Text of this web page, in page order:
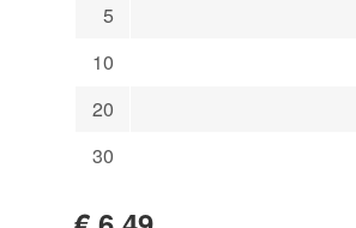
5
10
20
30